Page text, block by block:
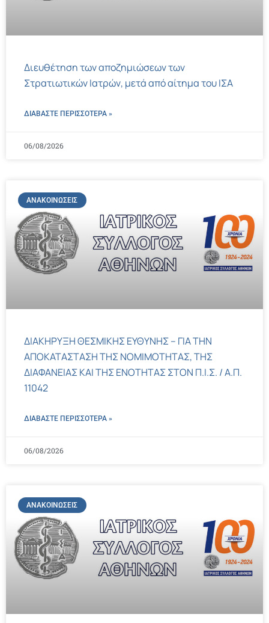
Διευθέτηση των αποζημιώσεων των
Στρατιωτικών Ιατρών, μετά από αίτημα του ΙΣΑ
ΔΙΑΒΑΣΤΕ ΠΕΡΙΣΣΌΤΕΡΑ »
06/08/2026
ΑΝΑΚΟΙΝΏΣΕΙΣ
ΔΙΑΚΗΡΥΞΗ ΘΕΣΜΙΚΗΣ ΕΥΘΥΝΗΣ – ΓΙΑ ΤΗΝ
ΑΠΟΚΑΤΑΣΤΑΣΗ ΤΗΣ ΝΟΜΙΜΟΤΗΤΑΣ, ΤΗΣ
ΔΙΑΦΑΝΕΙΑΣ ΚΑΙ ΤΗΣ ΕΝΟΤΗΤΑΣ ΣΤΟΝ Π.Ι.Σ. / Α.Π.
11042
ΔΙΑΒΑΣΤΕ ΠΕΡΙΣΣΌΤΕΡΑ »
06/08/2026
ΑΝΑΚΟΙΝΏΣΕΙΣ